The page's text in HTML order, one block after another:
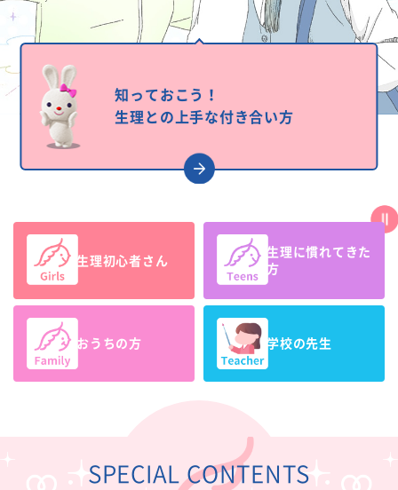
知っておこう！
生理との上手な付き合い方
生理初心者さん
生理に慣れてきた
方
おうちの方 学校の先生
SPECIAL CONTENTS